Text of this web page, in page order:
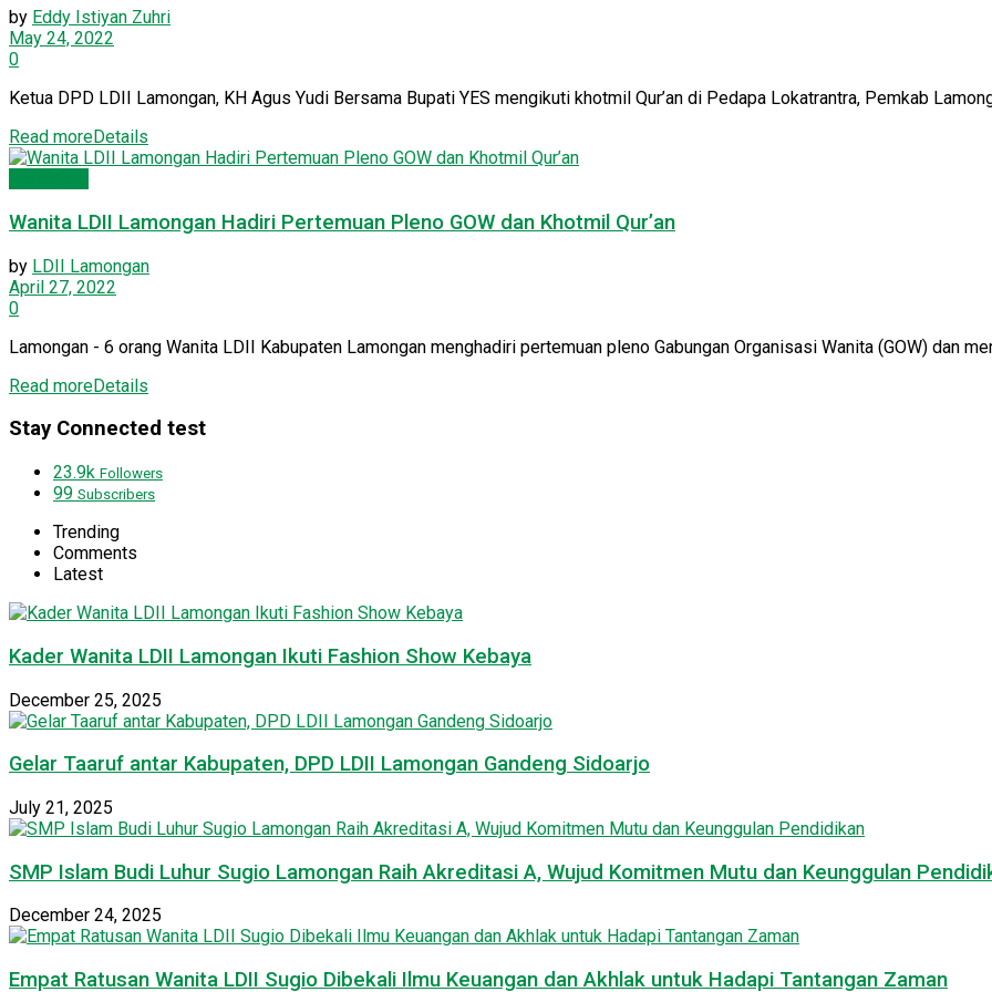
by Eddy Istiyan Zuhri
May 24, 2022
0
Ketua DPD LDII Lamongan, KH Agus Yudi Bersama Bupati YES mengikuti khotmil Qur’an di Pedapa Lokatrantra, Pemkab
Read moreDetails
Wanita LDII Lamongan Hadiri Pertemuan Pleno GOW dan Khotmil Qur’an
by LDII Lamongan
April 27, 2022
0
Lamongan - 6 orang Wanita LDII Kabupaten Lamongan menghadiri pertemuan pleno Gabungan Organisasi Wanita (GOW) dan
Read moreDetails
Stay Connected test
23.9k Followers
99 Subscribers
Trending
Comments
Latest
Kader Wanita LDII Lamongan Ikuti Fashion Show Kebaya
December 25, 2025
Gelar Taaruf antar Kabupaten, DPD LDII Lamongan Gandeng Sidoarjo
July 21, 2025
SMP Islam Budi Luhur Sugio Lamongan Raih Akreditasi A, Wujud Komitmen Mutu dan Keunggulan
December 24, 2025
Empat Ratusan Wanita LDII Sugio Dibekali Ilmu Keuangan dan Akhlak untuk Hadapi Tantangan Zaman